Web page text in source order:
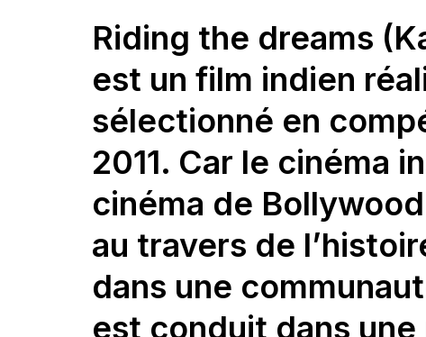
Riding the dreams
est un film indien
sélectionné en
2011. Car le cinéma
cinéma de
au travers de
dans une
est conduit dans